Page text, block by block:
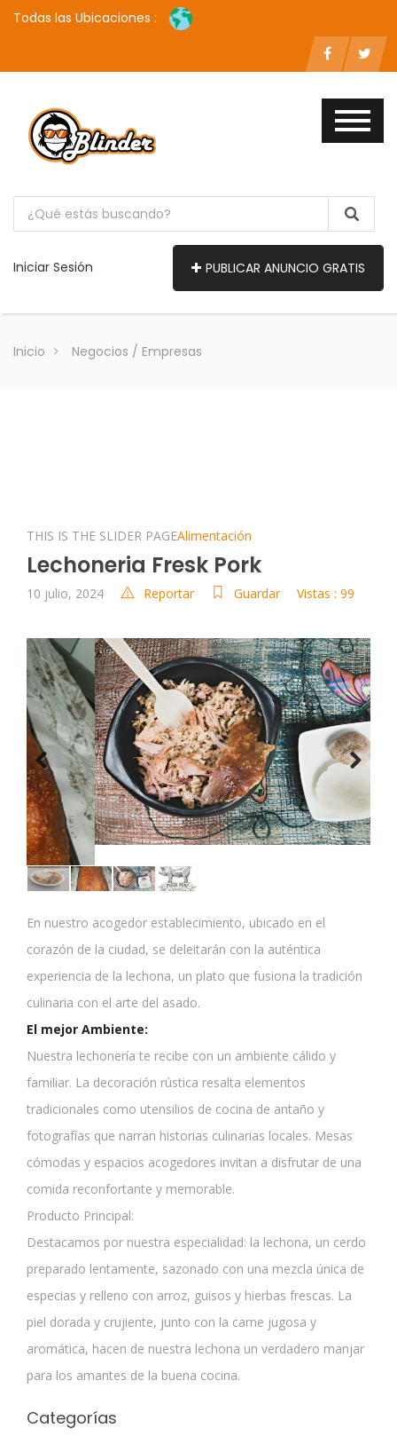
Todas las Ubicaciones :
Iniciar Sesión PUBLICAR ANUNCIO GRATIS
Inicio Negocios / Empresas
THIS IS THE SLIDER PAGEAlimentación
Lechoneria Fresk Pork
10 julio, 2024 Reportar Guardar Vistas : 99
Previous Next
En nuestro acogedor establecimiento, ubicado en el
corazón de la ciudad, se deleitarán con la auténtica
experiencia de la lechona, un plato que fusiona la tradición
culinaria con el arte del asado.
El mejor Ambiente:
Nuestra lechonería te recibe con un ambiente cálido y
familiar. La decoración rústica resalta elementos
tradicionales como utensilios de cocina de antaño y
fotografías que narran historias culinarias locales. Mesas
cómodas y espacios acogedores invitan a disfrutar de una
comida reconfortante y memorable.
Producto Principal:
Destacamos por nuestra especialidad: la lechona, un cerdo
preparado lentamente, sazonado con una mezcla única de
especias y relleno con arroz, guisos y hierbas frescas. La
piel dorada y crujiente, junto con la carne jugosa y
aromática, hacen de nuestra lechona un verdadero manjar
para los amantes de la buena cocina.
Categorías